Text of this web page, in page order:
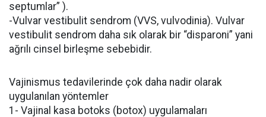
septumlar” ).
-Vulvar vestibulit sendrom (VVS, vulvodinia). Vulvar
vestibulit sendrom daha sık olarak bir “disparoni” yani
ağrılı cinsel birleşme sebebidir.
Vajinismus tedavilerinde çok daha nadir olarak
uygulanılan yöntemler
1- Vajinal kasa botoks (botox) uygulamaları